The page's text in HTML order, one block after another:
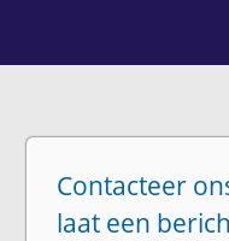
Contacteer
laat een